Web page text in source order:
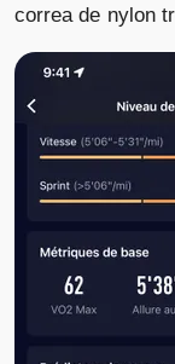
correa de nylon